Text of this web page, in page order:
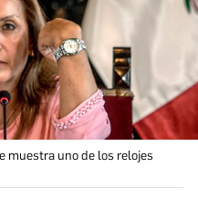
muestra uno de los relojes